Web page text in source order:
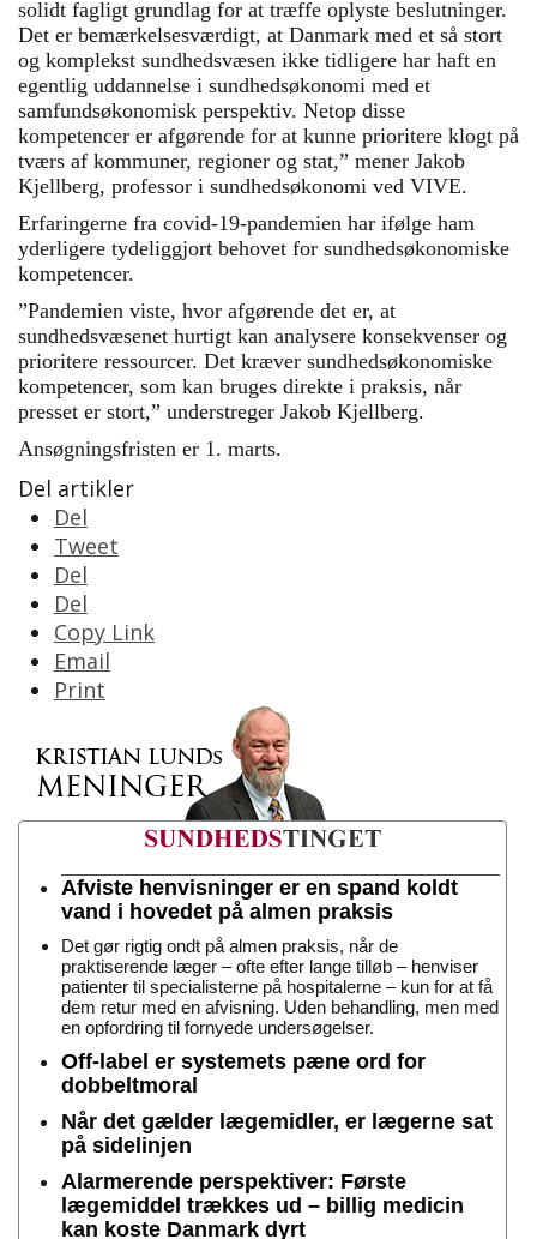
solidt fagligt grundlag for at træffe oplyste beslutninger.
Det er bemærkelsesværdigt, at Danmark med et så stort
og komplekst sundhedsvæsen ikke tidligere har haft en
egentlig uddannelse i sundhedsøkonomi med et
samfundsøkonomisk perspektiv. Netop disse
kompetencer er afgørende for at kunne prioritere klogt på
tværs af kommuner, regioner og stat,” mener Jakob
Kjellberg, professor i sundhedsøkonomi ved VIVE.
Erfaringerne fra covid-19-pandemien har ifølge ham
yderligere tydeliggjort behovet for sundhedsøkonomiske
kompetencer.
”Pandemien viste, hvor afgørende det er, at
sundhedsvæsenet hurtigt kan analysere konsekvenser og
prioritere ressourcer. Det kræver sundhedsøkonomiske
kompetencer, som kan bruges direkte i praksis, når
presset er stort,” understreger Jakob Kjellberg.
Ansøgningsfristen er 1. marts.
Del artikler
Del
Tweet
Del
Del
Copy Link
Email
Print
Afviste henvisninger er en spand koldt
vand i hovedet på almen praksis
Det gør rigtig ondt på almen praksis, når de
praktiserende læger – ofte efter lange tilløb – henviser
patienter til specialisterne på hospitalerne – kun for at få
dem retur med en afvisning. Uden behandling, men med
en opfordring til fornyede undersøgelser.
Off-label er systemets pæne ord for
dobbeltmoral
Når det gælder lægemidler, er lægerne sat
på sidelinjen
Alarmerende perspektiver: Første
lægemiddel trækkes ud – billig medicin
kan koste Danmark dyrt